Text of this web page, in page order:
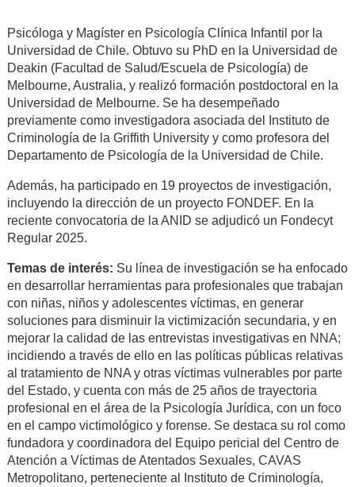
Psicóloga y Magíster en Psicología Clínica Infantil por la
Universidad de Chile. Obtuvo su PhD en la Universidad de
Deakin (Facultad de Salud/Escuela de Psicología) de
Melbourne, Australia, y realizó formación postdoctoral en la
Universidad de Melbourne. Se ha desempeñado
previamente como investigadora asociada del Instituto de
Criminología de la Griffith University y como profesora del
Departamento de Psicología de la Universidad de Chile.
Además, ha participado en 19 proyectos de investigación,
incluyendo la dirección de un proyecto FONDEF. En la
reciente convocatoria de la ANID se adjudicó un Fondecyt
Regular 2025.
Temas de interés: Su línea de investigación se ha enfocado
en desarrollar herramientas para profesionales que trabajan
con niñas, niños y adolescentes víctimas, en generar
soluciones para disminuir la victimización secundaria, y en
mejorar la calidad de las entrevistas investigativas en NNA;
incidiendo a través de ello en las políticas públicas relativas
al tratamiento de NNA y otras víctimas vulnerables por parte
del Estado, y cuenta con más de 25 años de trayectoria
profesional en el área de la Psicología Jurídica, con un foco
en el campo victimológico y forense. Se destaca su rol como
fundadora y coordinadora del Equipo pericial del Centro de
Atención a Víctimas de Atentados Sexuales, CAVAS
Metropolitano, perteneciente al Instituto de Criminología,